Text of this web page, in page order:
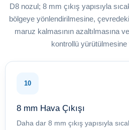
D8 nozul; 8 mm çıkış yapısıyla
bölgeye yönlendirilmesine,
maruz kalmasının azaltılmasına
kontrollü yürütülmesine
10
8 mm Hava Çıkışı
Daha dar 8 mm çıkış yapısıyla